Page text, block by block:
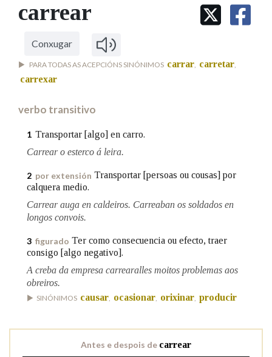
IDENTIDADE CORPORATIVA
MARCIAL DEL ADALID
FIGURAS HOMENAXEADAS
Facebook
TwitterYoutubeInstagram
Bluesky
BUSCAR NOS LEMAS
Comeza por
Remata por
Contén
BUSCAR NO CONTIDO
Nas definicións
Nos exemplos
carrear
Conxugar
PARA TODAS AS ACEPCIÓNS SINÓNIMOS carrar, carretar,
carrexar
verbo transitivo
1 Transportar [algo] en carro.
Carrear o esterco á leira.
2 por extensión Transportar [persoas ou cousas] por
calquera medio.
Carrear auga en caldeiros. Carreaban os soldados en
longos convois.
3 figurado Ter como consecuencia ou efecto, traer
consigo [algo negativo].
A creba da empresa carrearalles moitos problemas aos
obreiros.
SINÓNIMOS causar, ocasionar, orixinar, producir
Antes e despois de carrear